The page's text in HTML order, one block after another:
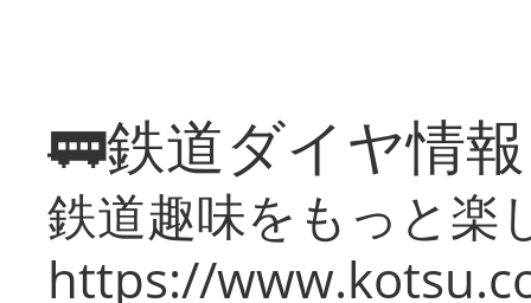
🚃鉄道ダイヤ情
鉄道趣味をもっと楽
https://